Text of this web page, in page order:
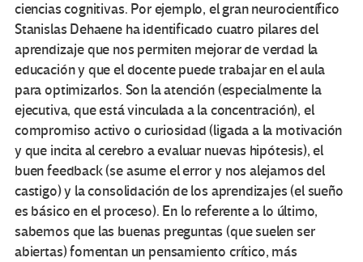
ciencias cognitivas. Por ejemplo, el gran neurocientífico
Stanislas Dehaene ha identificado cuatro pilares del
aprendizaje que nos permiten mejorar de verdad la
educación y que el docente puede trabajar en el aula
para optimizarlos. Son la atención (especialmente la
ejecutiva, que está vinculada a la concentración), el
compromiso activo o curiosidad (ligada a la motivación
y que incita al cerebro a evaluar nuevas hipótesis), el
buen feedback (se asume el error y nos alejamos del
castigo) y la consolidación de los aprendizajes (el sueño
es básico en el proceso). En lo referente a lo último,
sabemos que las buenas preguntas (que suelen ser
abiertas) fomentan un pensamiento crítico, más